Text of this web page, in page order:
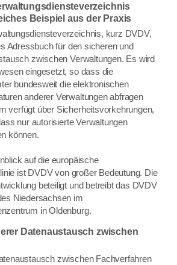
Beispiel aus der Praxis
kurz DVDV,
Adressbuch für den sicheren und
zwischen Verwaltungen. Es wird
eingesetzt, so dass die
bundesweit die elektronischen
anderer Verwaltungen abfragen
verfügt über Sicherheitsvorkehrungen,
nur autorisierte Verwaltungen
können.
auf die europäische
ist DVDV von großer Bedeutung. Die
beteiligt und betreibt das DVDV
Niedersachsen im
in Oldenburg.
Datenaustausch zwischen
zwischen Fachverfahren